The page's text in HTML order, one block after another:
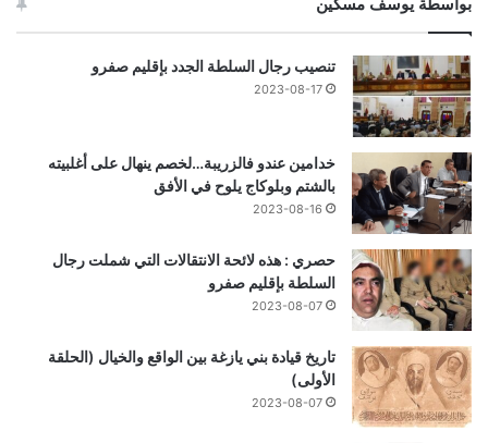
تنصيب رجال السلطة الجدد بإقليم صفرو
2023-08-17
خدامين عندو فالزريبة…لخصم ينهال على أغلبيته
بالشتم وبلوكاج يلوح في الأفق
2023-08-16
حصري : هذه لائحة الانتقالات التي شملت رجال
السلطة بإقليم صفرو
2023-08-07
تاريخ قيادة بني يازغة بين الواقع والخيال (الحلقة
الأولى)
2023-08-07